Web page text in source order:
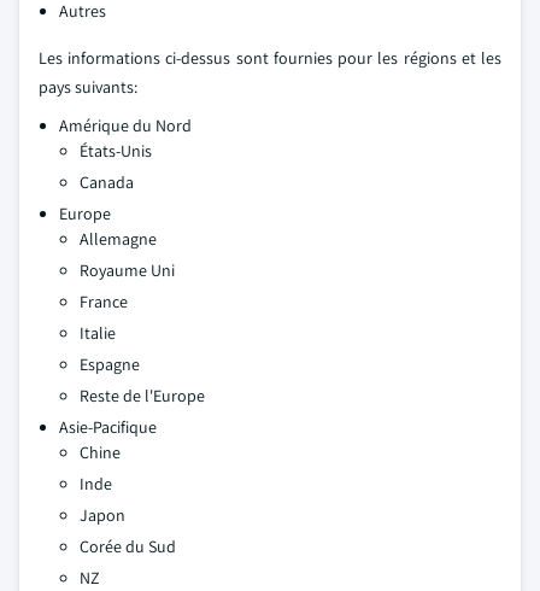
Autres
Les informations ci-dessus sont fournies pour les régions et les
pays suivants:
Amérique du Nord
États-Unis
Canada
Europe
Allemagne
Royaume Uni
France
Italie
Espagne
Reste de l'Europe
Asie-Pacifique
Chine
Inde
Japon
Corée du Sud
NZ